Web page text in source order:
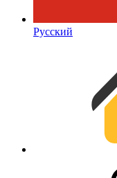
Русский